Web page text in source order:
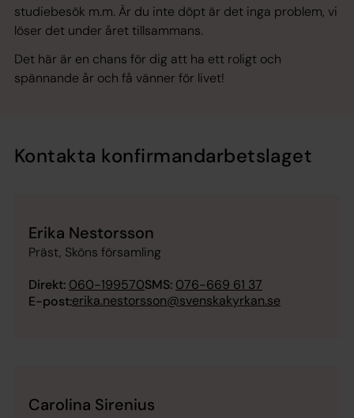
studiebesök m.m. Är du inte döpt är det inga problem, vi
löser det under året tillsammans.
Det här är en chans för dig att ha ett roligt och
spännande år och få vänner för livet!
Kontakta konfirmandarbetslaget
Erika Nestorsson
Präst, Sköns församling
Direkt: 060-199570SMS: 076-669 61 37
E-post:erika.nestorsson@svenskakyrkan.se
Carolina Sirenius